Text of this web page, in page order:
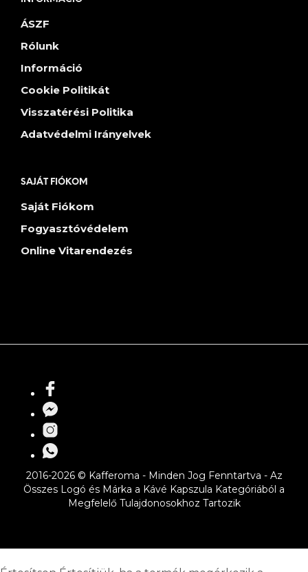
ÁSZF
Rólunk
Információ
Cookie Politikát
Visszatérési Politika
Adatvédelmi Irányelvek
SAJÁT FIÓKOM
Saját Fiókom
Fogyasztóvédelem
Online Vitarendezés
2016-2026 © Kafferoma - Minden Jog Fenntartva - Az
Összes Logó és Márka a Kávé Kapszula Kategóriából a
Megfelelő Tulajdonosokhoz Tartozik